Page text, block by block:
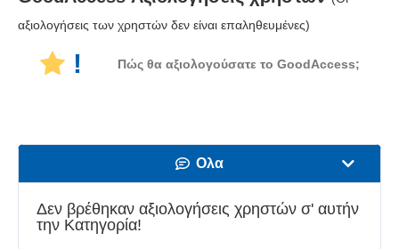
αξιολογήσεις των χρηστών δεν είναι επαληθευμένες)
! Πώς θα αξιολογούσατε τo GoodAccess;
Ολα
Ταχύτητα
Δεν βρέθηκαν αξιολογήσεις χρηστών σ' αυτήν
την Κατηγορία!